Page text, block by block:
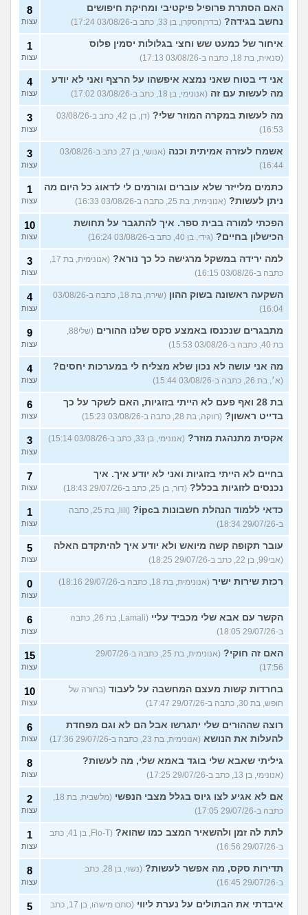
האם הסתרת פרופיל פיקטיבי ומחיקת חיפושים
נחשב בגידה? (בדרןהסקרן, בן 33, כתב ב-03/08/26 17:24)
8
עצות
איחור של כמעט שש וחצי בגלולות יסמין פלוס
(סנאית, בת 18, כתבה ב-03/08/26 17:13)
1
עצות
אני די בטוח שאני נמצא איפשהו על הרצף ואני לא יודע
מה לעשות עם זה (אנונימי, בן 18, כתב ב-03/08/26 17:02)
4
עצות
מה לעשות במקרה המוזר שלי?
(דן, בן 42, כתב ב-03/08/26
16:53)
3
עצות
אשמח לעזרה אמיתית וכנה
(אנושי, בן 27, כתב ב-03/08/26
16:44)
3
עצות
כתמים מלייזר שלא עוברים וגורמים לי לדאוג כל היום מה
ניתן לעשות? (אנונימית, בת 25, כתבה ב-03/08/26 16:33)
1
עצות
הפכתי למורה בבית ספר. איך להתגבר על תחושת
הכישלון בחיים? (גידי, בן 40, כתב ב-03/08/26 16:24)
10
עצות
למה ירידה במשקל מרגישה כל כך נורא?
(אנונימית, בת 17,
כתבה ב-03/08/26 16:15)
3
עצות
השקעה ראשונה בשוק ההון
(שירה, בת 18, כתבה ב-03/08/26
16:04)
4
עצות
מתבגרים שנכנסו באמצע סקס שלנו ההורים
(שלי88,
בת 40, כתבה ב-03/08/26 15:53)
9
עצות
מה אני עושה לא נכון שלא מצליח לי במערכות יחסים?
(א׳, בת 26, כתבה ב-03/08/26 15:44)
4
עצות
בת 28 ואף פעם לא הייתי בזוגיות, האם לשקר על כך
בדייט ראשון? (רווקה, בת 28, כתבה ב-03/08/26 15:23)
6
עצות
אקסית מתנהגת מוזר? (אנונימי, בן 33, כתב ב-03/08/26 15:14) 3
עצות
בחיים לא הייתי בזוגיות ואני לא יודע איך. איך
נכנסים לזוגיות בכלל? (דור, בן 25, כתב ב-29/07/26 18:43)
7
עצות
כדאי ללמוד הנהלת חשבונות בipc?
(lili, בת 25, כתבה
ב-29/07/26 18:34)
1
עצות
עובר תקופה קשה מיואש ולא יודע איך להיתקדם האלה
(אבי99, בן 22, כתב ב-29/07/26 18:25)
5
עצות
רכזת שירות ישיר (אנונימית, בת 18, כתבה ב-29/07/26 18:16) 0
עצות
הקשר עם אבא שלי מכביד עליי
(Lamali, בת 26, כתבה
ב-29/07/26 18:05)
6
עצות
האם זה חוקי?
(אנונימית, בת 25, כתבה ב-29/07/26
17:56)
15
עצות
בחרדות קשות מעצם המחשבה על לעבוד (בחורה של
חופש, בת 30, כתבה ב-29/07/26 17:47)
10
עצות
רוצה שההורים שלי יתגרשו אבל הם לא וגם מפחדת
להעלות את הנושא (אנונימית, בת 23, כתבה ב-29/07/26 17:36)
6
עצות
גיליתי שאבא שלי בוגד באמא שלי, מה לעשות?
(אנונימי, בן 13, כתב ב-29/07/26 17:25)
8
עצות
אם לא אגיע לצו גיוס בגלל מצבי הנפשי
(מלשבית, בת 18,
כתבה ב-29/07/26 17:05)
2
עצות
לתת לה זמן ולהשאיר המצב כמו שהוא?
(Flo-T, בן 41, כתב
ב-29/07/26 16:56)
1
עצות
תדירות סקס, מה אפשר לעשות?
(נשוי, בן 28, כתב
ב-29/07/26 16:45)
8
עצות
איבדתי את הבתולים על נערת ליווי
(סתם מישהו, בן 17, כתב
5